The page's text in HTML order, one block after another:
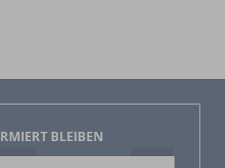
BLEIBEN